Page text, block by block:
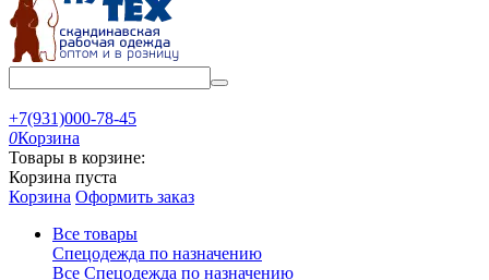
+7(931)000-78-45
0Корзина
Товары в корзине:
Корзина пуста
Корзина Оформить заказ
Все товары
Спецодежда по назначению
Все Спецодежда по назначению